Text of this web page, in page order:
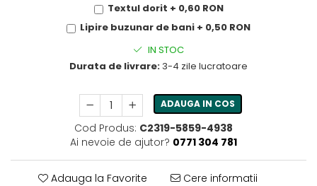
Textul dorit + 0,60 RON
Lipire buzunar de bani + 0,50 RON
IN STOC
Durata de livrare: 3-4 zile lucratoare
ADAUGA IN COS
Cod Produs: C2319-5859-4938
Ai nevoie de ajutor? 0771 304 781
Adauga la Favorite Cere informatii